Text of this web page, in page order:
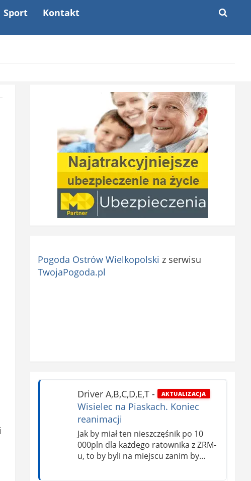
Sport Kontakt
Pogoda Ostrów Wielkopolski z serwisu
TwojaPogoda.pl
Driver A,B,C,D,E,T- AKTUALIZACJA
Wisielec na Piaskach. Koniec
reanimacji
Jak by miał ten nieszczęśnik po 10
000pln dla każdego ratownika z ZRM-
u, to by byli na miejscu zanim by…